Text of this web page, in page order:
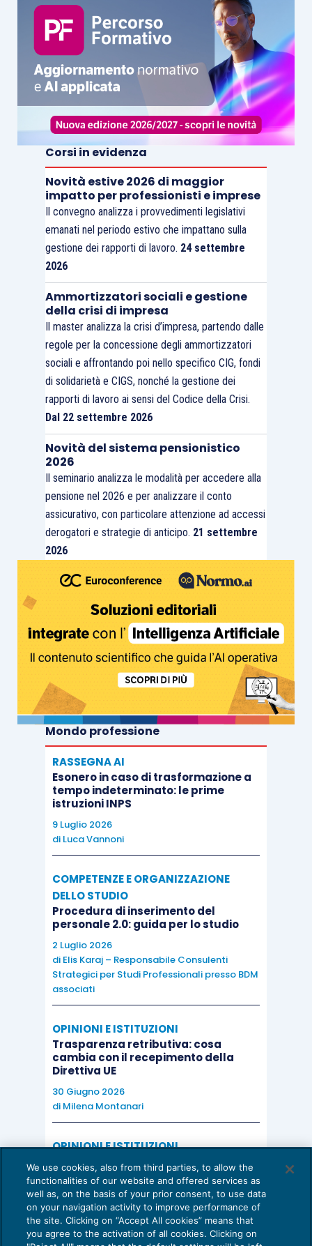
Corsi in evidenza
Novità estive 2026 di maggior
impatto per professionisti e imprese
Il convegno analizza i provvedimenti legislativi
emanati nel periodo estivo che impattano sulla
gestione dei rapporti di lavoro. 24 settembre
2026
Ammortizzatori sociali e gestione
della crisi di impresa
Il master analizza la crisi d’impresa, partendo dalle
regole per la concessione degli ammortizzatori
sociali e affrontando poi nello specifico CIG, fondi
di solidarietà e CIGS, nonché la gestione dei
rapporti di lavoro ai sensi del Codice della Crisi.
Dal 22 settembre 2026
Novità del sistema pensionistico
2026
Il seminario analizza le modalità per accedere alla
pensione nel 2026 e per analizzare il conto
assicurativo, con particolare attenzione ad accessi
derogatori e strategie di anticipo. 21 settembre
2026
Mondo professione
RASSEGNA AI
Esonero in caso di trasformazione a
tempo indeterminato: le prime
istruzioni INPS
9 Luglio 2026
di Luca Vannoni
COMPETENZE E ORGANIZZAZIONE
DELLO STUDIO
Procedura di inserimento del
personale 2.0: guida per lo studio
2 Luglio 2026
di Elis Karaj – Responsabile Consulenti
Strategici per Studi Professionali presso BDM
associati
OPINIONI E ISTITUZIONI
Trasparenza retributiva: cosa
cambia con il recepimento della
Direttiva UE
30 Giugno 2026
di Milena Montanari
OPINIONI E ISTITUZIONI
Valorizzare il potenziale dello Studio:
una riflessione sul futuro della
consulenza del lavoro
15 Giugno 2026
di Milena Montanari
We use cookies, also from third parties, to allow the
functionalities of our website and offered services as
well as, on the basis of your prior consent, to use data
on your navigation activity to improve performance of
the site. Clicking on “Accept All cookies” means that
you agree to the activation of all cookies. Clicking on